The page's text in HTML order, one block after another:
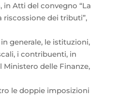
Atti del convegno “La
riscossione dei tributi”,
generale, le istituzioni,
i contribuenti, in
Ministero delle Finanze,
le doppie imposizioni